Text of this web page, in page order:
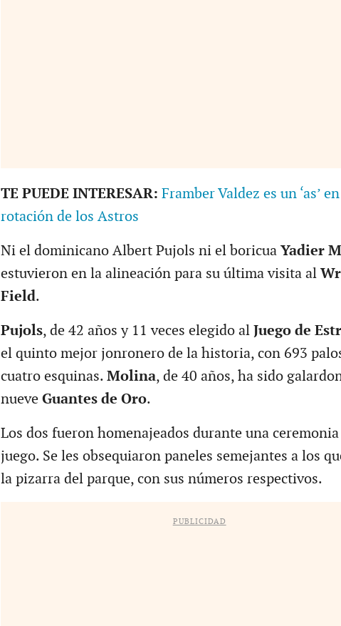
TE PUEDE INTERESAR: Framber Valdez es un ‘as’
rotación de los Astros
Ni el dominicano Albert Pujols ni el boricua Yadier
estuvieron en la alineación para su última visita al
Field.
Pujols, de 42 años y 11 veces elegido al Juego de
el quinto mejor jonronero de la historia, con 693
cuatro esquinas. Molina, de 40 años, ha sido
nueve Guantes de Oro.
Los dos fueron homenajeados durante una
juego. Se les obsequiaron paneles semejantes a los
la pizarra del parque, con sus números respectivos.
PUBLICIDAD